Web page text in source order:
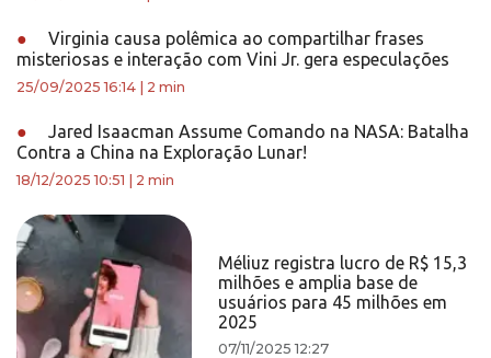
●
Virginia causa polêmica ao compartilhar frases
misteriosas e interação com Vini Jr. gera especulações
25/09/2025 16:14 2 min
●
Jared Isaacman Assume Comando na NASA: Batalha
Contra a China na Exploração Lunar!
18/12/2025 10:51 2 min
Méliuz registra lucro de R$ 15,3
milhões e amplia base de
usuários para 45 milhões em
2025
07/11/2025 12:27